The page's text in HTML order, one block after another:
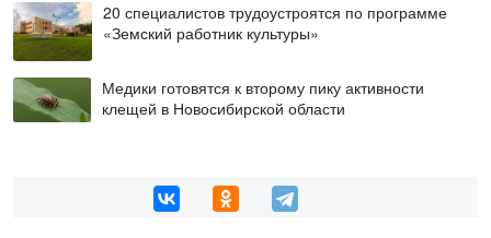
20 специалистов трудоустроятся по программе
«Земский работник культуры»
Медики готовятся к второму пику активности
клещей в Новосибирской области